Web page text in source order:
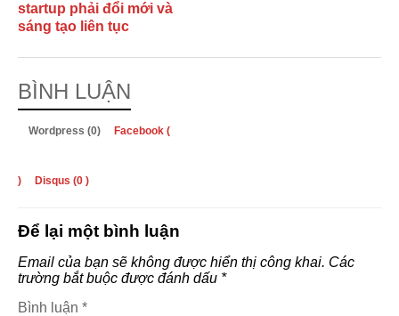
startup phải đổi mới và
sáng tạo liên tục
BÌNH LUẬN
Wordpress (0) Facebook (
) Disqus (0 )
Để lại một bình luận
Email của bạn sẽ không được hiển thị công khai. Các
trường bắt buộc được đánh dấu *
Bình luận *